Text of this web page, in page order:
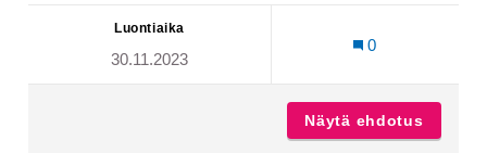
Luontiaika
30.11.2023
0
Näytä ehdotus